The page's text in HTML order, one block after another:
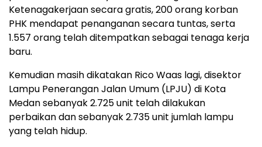
Ketenagakerjaan secara gratis, 200 orang korban
PHK mendapat penanganan secara tuntas, serta
1.557 orang telah ditempatkan sebagai tenaga kerja
baru.
Kemudian masih dikatakan Rico Waas lagi, disektor
Lampu Penerangan Jalan Umum (LPJU) di Kota
Medan sebanyak 2.725 unit telah dilakukan
perbaikan dan sebanyak 2.735 unit jumlah lampu
yang telah hidup.